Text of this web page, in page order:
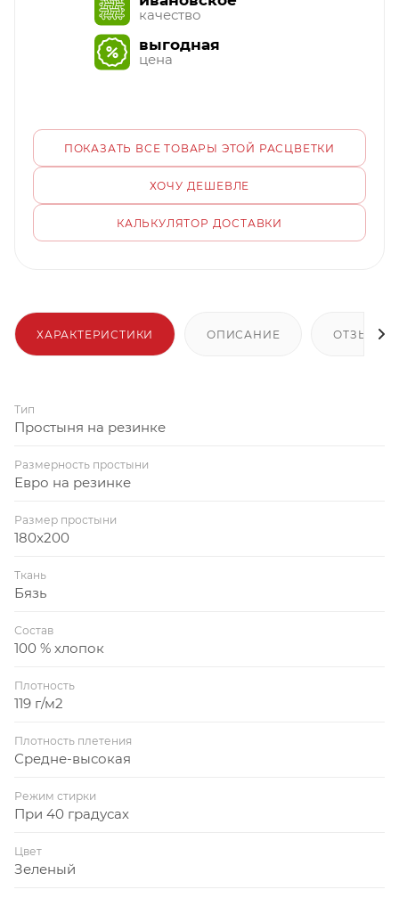
качество
выгодная
цена
ПОКАЗАТЬ ВСЕ ТОВАРЫ ЭТОЙ РАСЦВЕТКИ
ХОЧУ ДЕШЕВЛЕ
КАЛЬКУЛЯТОР ДОСТАВКИ
ХАРАКТЕРИСТИКИ ОПИСАНИЕ ОТЗЫВЫ
Тип
Простыня на резинке
Размерность простыни
Евро на резинке
Размер простыни
180x200
Ткань
Бязь
Состав
100 % хлопок
Плотность
119 г/м2
Плотность плетения
Средне-высокая
Режим стирки
При 40 градусах
Цвет
Зеленый